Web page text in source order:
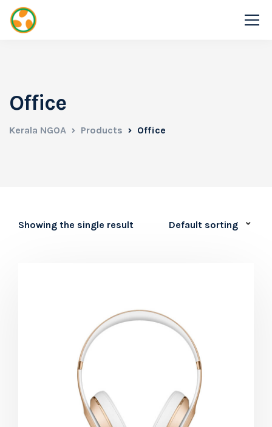
Office
Kerala NGOA Products Office
Showing the single result